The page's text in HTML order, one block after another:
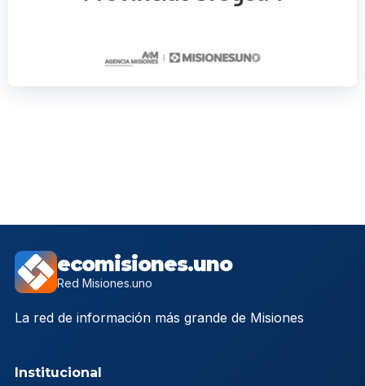
ecomisiones.uno
Red Misiones.uno
La red de información más grande de Misiones
Institucional